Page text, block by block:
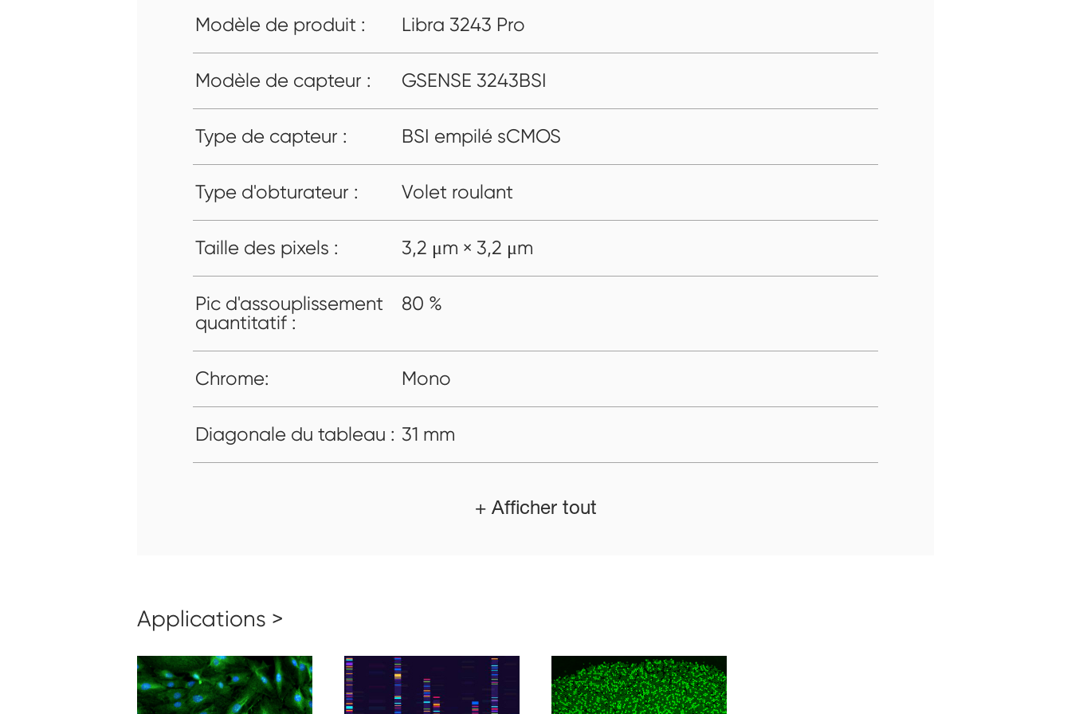
Modèle de produit : Libra 3243 Pro
Modèle de capteur : GSENSE 3243BSI
Type de capteur : BSI empilé sCMOS
Type d'obturateur : Volet roulant
Taille des pixels : 3,2 μm × 3,2 μm
Pic d'assouplissement
quantitatif :
80 %
Chrome: Mono
Diagonale du tableau : 31 mm
+ Afficher tout
Applications >